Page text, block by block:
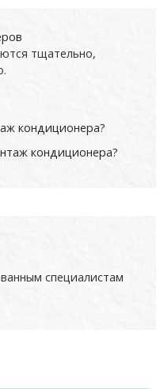
тщательно,
кондиционера?
кондиционера?
специалистам